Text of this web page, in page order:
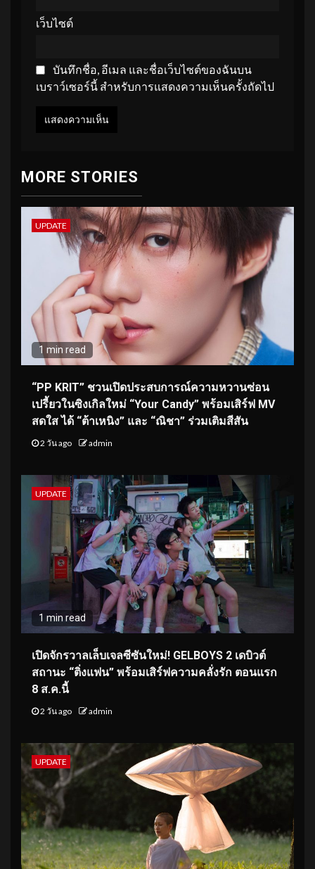
เว็บไซต์
บันทึกชื่อ, อีเมล และชื่อเว็บไซต์ของฉันบน
เบราว์เซอร์นี้ สำหรับการแสดงความเห็นครั้งถัดไป
MORE STORIES
UPDATE
1 min read
“PP KRIT” ชวนเปิดประสบการณ์ความหวานซ่อน
เปรี้ยวในซิงเกิลใหม่ “Your Candy” พร้อมเสิร์ฟ MV
สดใส ได้ “ต้าเหนิง” และ “ณิชา” ร่วมเติมสีสัน
2 วัน ago admin
UPDATE
1 min read
เปิดจักรวาลเล็บเจลซีซันใหม่! GELBOYS 2 เดบิวต์
สถานะ “ติ่งแฟน” พร้อมเสิร์ฟความคลั่งรัก ตอนแรก
8 ส.ค.นี้
2 วัน ago admin
UPDATE